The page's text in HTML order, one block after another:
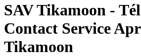
SAV Tikamoon -
Contact Service
Tikamoon